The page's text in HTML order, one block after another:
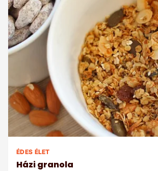
ÉDES ÉLET
Házi granola